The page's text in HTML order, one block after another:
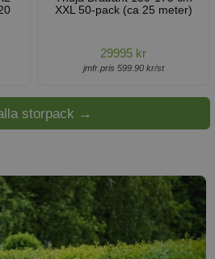
XXL 50-pack (ca 25 meter)
29995 kr
jmfr.pris 599.90 kr/st
storpack →